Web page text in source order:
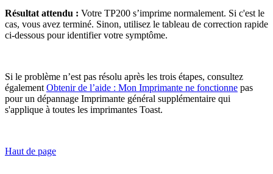
Résultat attendu : Votre TP200 s’imprime normalement. Si c'est le
cas, vous avez terminé. Sinon, utilisez le tableau de correction rapide
ci-dessous pour identifier votre symptôme.
Si le problème n’est pas résolu après les trois étapes, consultez
également Obtenir de l’aide : Mon Imprimante ne fonctionne pas
pour un dépannage Imprimante général supplémentaire qui
s'applique à toutes les imprimantes Toast.
Haut de page